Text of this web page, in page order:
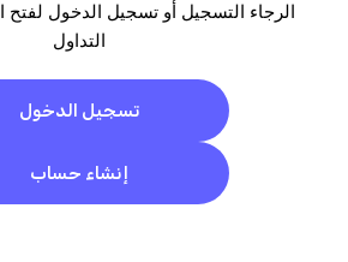
الرجاء التسجيل أو تسجيل الدخول
التداول
تسجيل الدخول
إنشاء حساب